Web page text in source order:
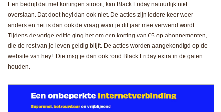
Een bedrijf dat met kortingen strooit, kan Black Friday natuurlijk niet
overslaan. Dat doet hey! dan ook niet. De acties zijn iedere keer weer
anders en het is dan ook de vraag waar je dit jaar mee verwend wordt.
Tijdens de vorige editie ging het om een korting van €5 op abonnementen,
die de rest van je leven geldig blijft. De acties worden aangekondigd op de
website van hey!. Die mag je dan ook rond Black Friday extra in de gaten
houden.